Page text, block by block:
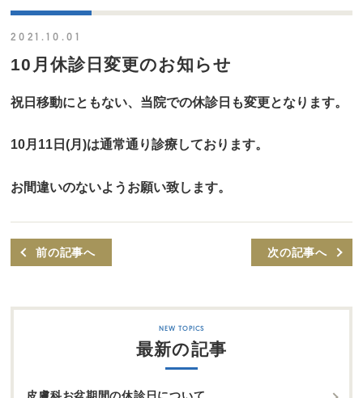
2021.10.01
10月休診日変更のお知らせ
祝日移動にともない、当院での休診日も変更となります。
10月11日(月)は通常通り診療しております。
お間違いのないようお願い致します。
前の記事へ 次の記事へ
最新の記事
皮膚科お盆期間の休診日について